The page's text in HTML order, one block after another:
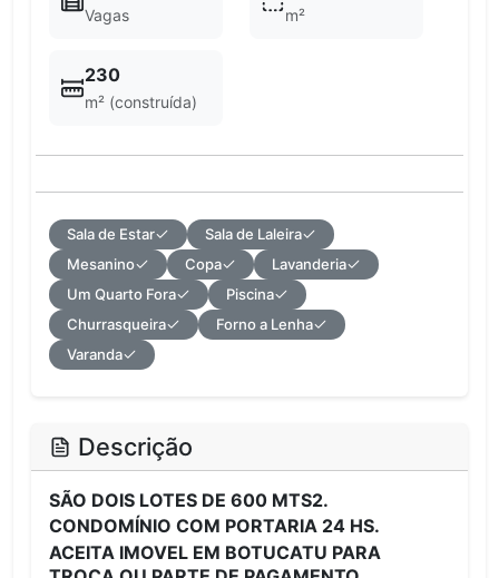
Vagas m²
230
m² (construída)
Sala de Estar
Sala de Laleira
Mesanino
Copa
Lavanderia
Um Quarto Fora
Piscina
Churrasqueira
Forno a Lenha
Varanda
Descrição
SÃO DOIS LOTES DE 600 MTS2.
CONDOMÍNIO COM PORTARIA 24 HS.
ACEITA IMOVEL EM BOTUCATU PARA